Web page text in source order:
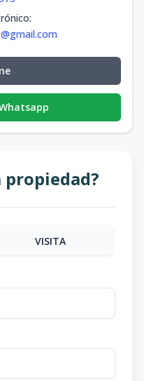
:
propiedad?
VISITA